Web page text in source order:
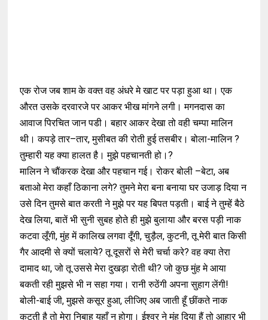
एक रोज जब शाम के वक्त वह अंधरे मे खाट पर पड़ा हुआ था। एक
औरत उसके दरवारजे पर आकर भीख मांगने लगी। मगनदास का
आवाज पिरचित जान पडी। बहार आकर देखा तो वही चम्पा मालिन
थी। कपड़े तार–तार, मुसीबत की रोती हुई तसबीर। बोला-मालिन ?
तुम्हारी यह क्या हालत है। मुझे पहचानती हो।?
मालिन ने चौंकरक देखा और पहचान गई। रोकर बोली –बेटा, अब
बताओ मेरा कहाँ ठिकाना लगे? तुमने मेरा बना बनाया घर उजाड़ दिया न
उसे दिन तुमसे बात करती ने मुझे पर यह बिपत पड़ती। बाई ने तुम्हें बैठे
देख लिया, बातें भी सुनी सुबह होते ही मुझे बुलाया और बरस पड़ी नाक
कटवा लूँगी, मुंह में कालिख लगवा दूँगी, चुड़ैल, कुटनी, तू मेरी बात किसी
गैर आदमी से क्यों चलाये? तू दूसरों से मेरी चर्चा करे? वह क्या तेरा
दामाद था, जो तू उससे मेरा दुखड़ा रोती थी? जो कुछ मुंह मे आया
बकती रही मुझसे भी न सहा गया। रानी रुठेंगी अपना सुहाग लेंगी!
बोली-बाई जी, मुझसे कसूर हुआ, लीजिए अब जाती हूँ छींकते नाक
कटती है तो मेरा निबाह यहाँ न होगा। ईश्वर ने मुंह दिया हैं तो आहार भी